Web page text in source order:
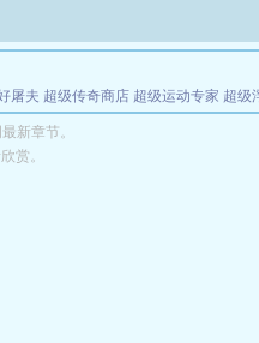
屠夫 超级传奇商店 超级运动专家 超级
特工 我夺舍了魔皇
新章节。
赏。